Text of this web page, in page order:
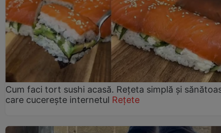
Cum faci tort sushi acasă. Rețeta simplă și
care cucerește internetul Rețete